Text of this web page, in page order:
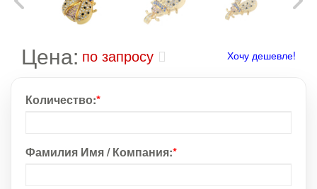
Цена: по запросу Хочу дешевле!
Количество:*
Фамилия Имя / Компания:*